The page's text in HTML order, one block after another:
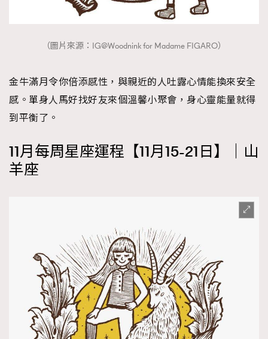
（圖片來源：IG@Woodnink for Madame FIGARO）
金牛滿月令你倍添感性，與親近的人吐露心情能換來安全
感。單身人馬好找好友來個溫馨小聚會，身心靈能量就得
到平衡了。
11月每周星座運程【11月15-21日】｜山
羊座